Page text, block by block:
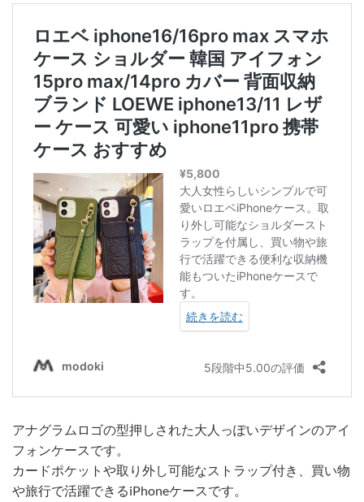
アナグラムロゴの型押しされた大人っぽいデザインのアイ
フォンケースです。
カードポケットや取り外し可能なストラップ付き、買い物
や旅行で活躍できるiPhoneケースです。